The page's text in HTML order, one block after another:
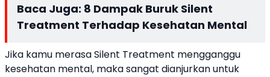
Baca Juga: 8 Dampak Buruk Silent
Treatment Terhadap Kesehatan Mental
Jika kamu merasa Silent Treatment mengganggu
kesehatan mental, maka sangat dianjurkan untuk